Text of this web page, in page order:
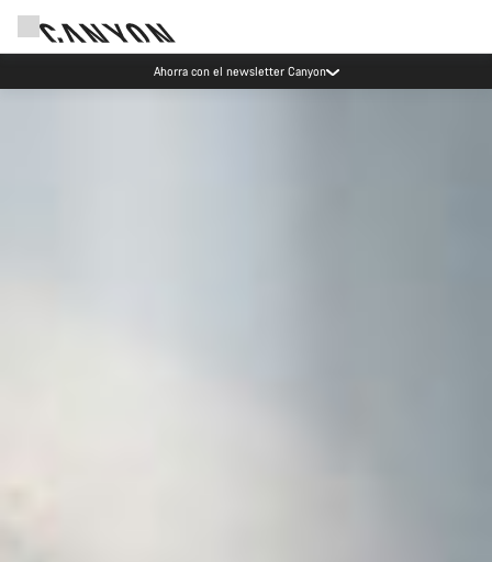
Eventos Canyon